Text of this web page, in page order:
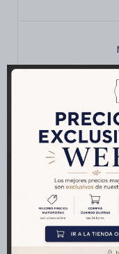
Productos